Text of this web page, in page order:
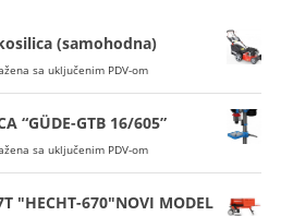
(samohodna)
sa uključenim PDV-om
“GÜDE-GTB 16/605”
sa uključenim PDV-om
"HECHT-670"NOVI MODEL